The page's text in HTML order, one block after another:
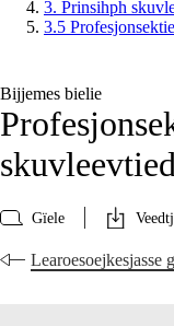
3. Prinsihph
3.5
Bijjemes bielie
Gïele
Learoesoejkesjasse